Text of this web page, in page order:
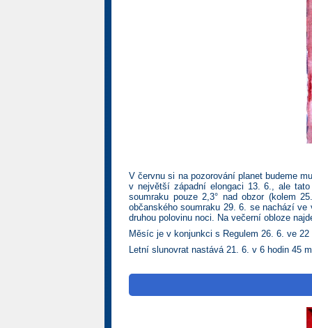
V červnu si na pozorování planet budeme
v největší západní elongaci 13. 6., ale
soumraku pouze 2,3° nad obzor (kolem
občanského soumraku 29. 6. se nachází
druhou polovinu noci. Na večerní obloze
Měsíc je v konjunkci s Regulem 26. 6. ve
Letní slunovrat nastává 21. 6. v 6 hodin 45